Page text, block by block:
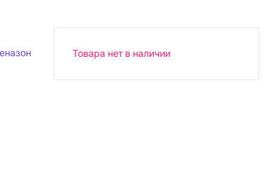
Товара нет в наличии